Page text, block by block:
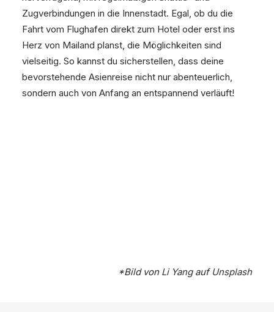
Zugverbindungen in die Innenstadt. Egal, ob du die
Fahrt vom Flughafen direkt zum Hotel oder erst ins
Herz von Mailand planst, die Möglichkeiten sind
vielseitig. So kannst du sicherstellen, dass deine
bevorstehende Asienreise nicht nur abenteuerlich,
sondern auch von Anfang an entspannend verläuft!
*Bild von Li Yangauf Unsplash